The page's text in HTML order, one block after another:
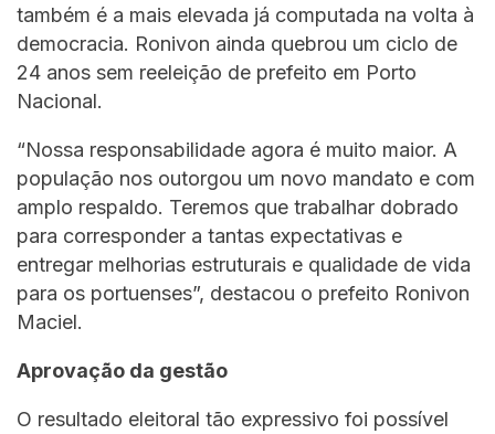
também é a mais elevada já computada na volta à
democracia. Ronivon ainda quebrou um ciclo de
24 anos sem reeleição de prefeito em Porto
Nacional.
“Nossa responsabilidade agora é muito maior. A
população nos outorgou um novo mandato e com
amplo respaldo. Teremos que trabalhar dobrado
para corresponder a tantas expectativas e
entregar melhorias estruturais e qualidade de vida
para os portuenses”, destacou o prefeito Ronivon
Maciel.
Aprovação da gestão
O resultado eleitoral tão expressivo foi possível